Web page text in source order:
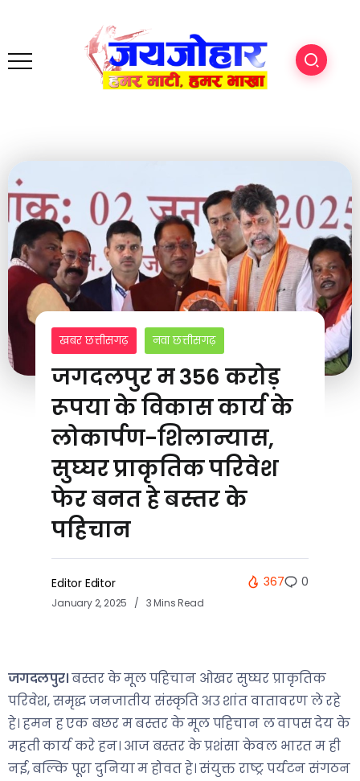
खबर छत्तीसगढ़ नवा छत्तीसगढ़
जगदलपुर म 356 करोड़
रूपया के विकास कार्य के
लोकार्पण-शिलान्यास,
सुघ्घर प्राकृतिक परिवेश
फेर बनत हे बस्तर के
पहिचान
Editor Editor
January 2, 2025 3 Mins Read
367 0
जगदलपुर।बस्तर के मूल पहिचान ओखर सुघ्घर प्राकृतिक
परिवेश, समृद्ध जनजातीय संस्कृति अउ शांत वातावरण ले रहे
हे। हमन ह एक बछर म बस्तर के मूल पहिचान ल वापस देय के
महती कार्य करे हन। आज बस्तर के प्रशंसा केवल भारत म ही
नई, बल्कि पूरा दुनिया म होवत हे। संयुक्त राष्ट्र पर्यटन संगठन